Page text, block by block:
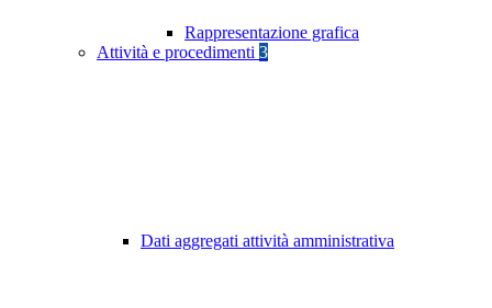
Rappresentazione grafica
Attività e procedimenti 3
Dati aggregati attività amministrativa